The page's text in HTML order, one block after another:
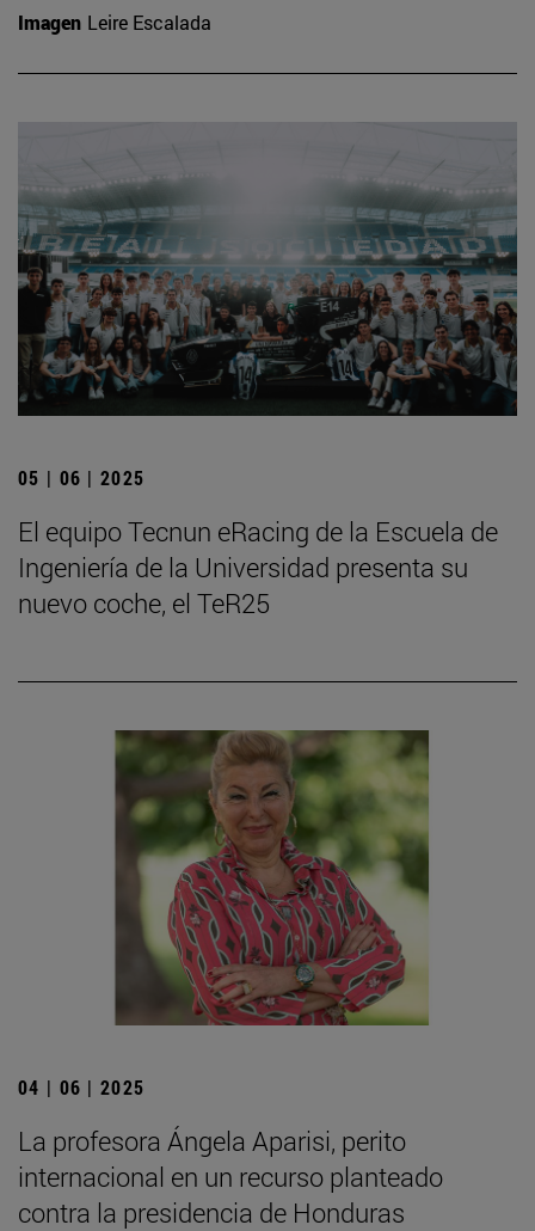
Imagen Leire Escalada
05 | 06 | 2025
El equipo Tecnun eRacing de la Escuela de
Ingeniería de la Universidad presenta su
nuevo coche, el TeR25
04 | 06 | 2025
La profesora Ángela Aparisi, perito
internacional en un recurso planteado
contra la presidencia de Honduras